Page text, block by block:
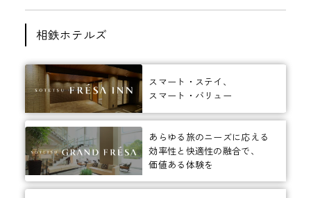
相鉄ホテルズ
スマート・ステイ、
スマート・バリュー
あらゆる旅のニーズに応える
効率性と快適性の融合で、
価値ある体験を